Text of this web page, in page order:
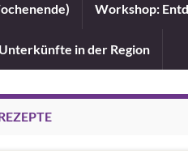
Workshop:
Unterkünfte in der Region